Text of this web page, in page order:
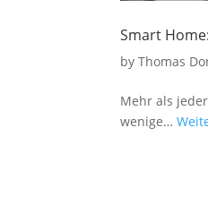
Smart
byThomas
Mehr als
wenige…